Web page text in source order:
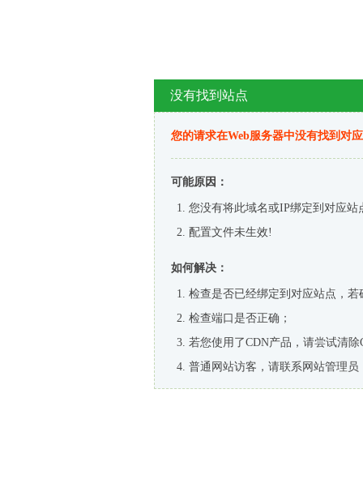
没有找到站点
您的请求在Web服务器中没有找到对
可能原因：
您没有将此域名或IP绑定到对应站
配置文件未生效!
如何解决：
检查是否已经绑定到对应站点，
检查端口是否正确；
若您使用了CDN产品，请尝试清除
普通网站访客，请联系网站管理员